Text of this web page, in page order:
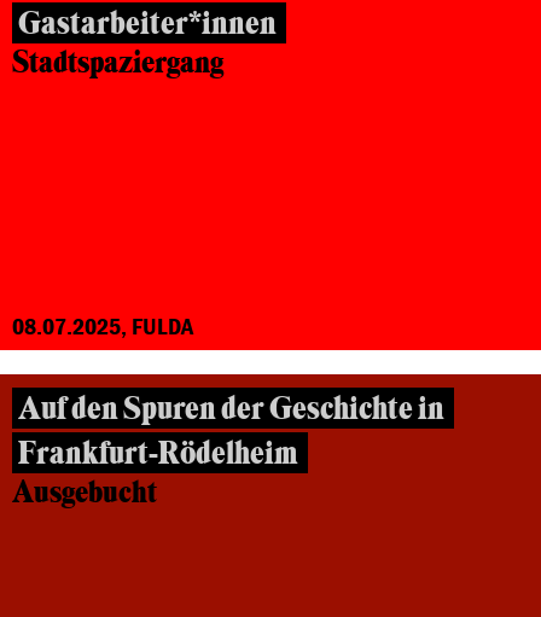
Gastarbeiter*innen
Stadtspaziergang
08.07.2025, FULDA
Auf den Spuren der Geschichte in
Frankfurt-Rödelheim
Ausgebucht